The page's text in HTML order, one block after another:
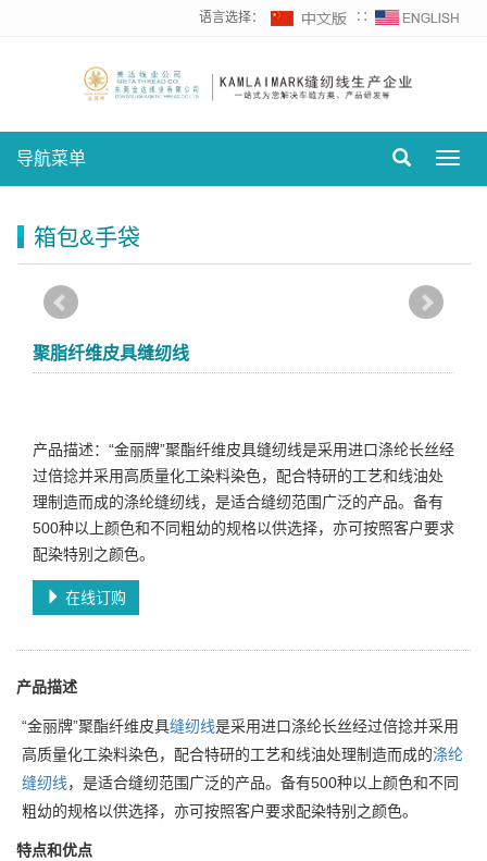
语言选择： ∷
导航菜单
箱包&手袋
聚脂纤维皮具缝纫线
产品描述：“金丽牌”聚酯纤维皮具缝纫线是采用进口涤纶长丝经
过倍捻并采用高质量化工染料染色，配合特研的工艺和线油处
理制造而成的涤纶缝纫线，是适合缝纫范围广泛的产品。备有
500种以上颜色和不同粗幼的规格以供选择，亦可按照客户要求
配染特别之颜色。
在线订购
产品描述
“金丽牌”聚酯纤维皮具缝纫线是采用进口涤纶长丝经过倍捻并采用
高质量化工染料染色，配合特研的工艺和线油处理制造而成的涤纶
缝纫线，是适合缝纫范围广泛的产品。备有500种以上颜色和不同
粗幼的规格以供选择，亦可按照客户要求配染特别之颜色。
特点和优点